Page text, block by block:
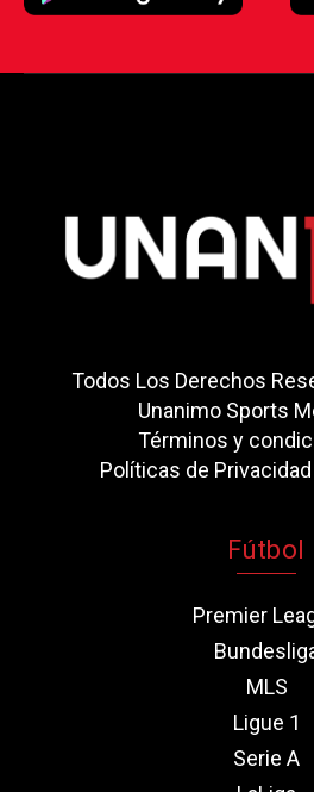
Todos Los Derechos
Unanimo Sports
Términos y
Políticas de Privacidad
Fútbol
Premier
MLS
Ligue 1
Serie A